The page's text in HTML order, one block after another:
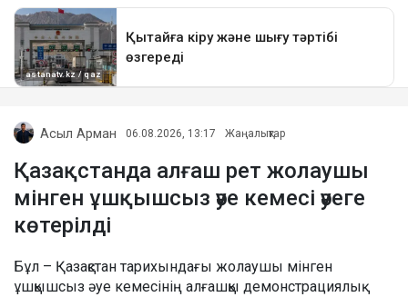
Асыл Арман 06.08.2026, 13:17 Жаңалықтар
Қазақстанда алғаш рет жолаушы
мінген ұшқышсыз әуе кемесі әуеге
көтерілді
Бұл – Қазақстан тарихындағы жолаушы мінген
ұшқышсыз әуе кемесінің алғашқы демонстрациялық